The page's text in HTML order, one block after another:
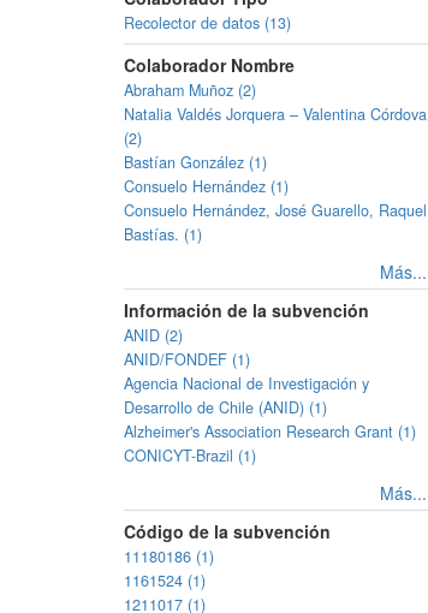
Recolector de datos (13)
Colaborador Nombre
Abraham Muñoz (2)
Natalia Valdés Jorquera – Valentina Córdova
(2)
Bastían González (1)
Consuelo Hernández (1)
Consuelo Hernández, José Guarello, Raquel
Bastías. (1)
Más...
Información de la subvención
ANID (2)
ANID/FONDEF (1)
Agencia Nacional de Investigación y
Desarrollo de Chile (ANID) (1)
Alzheimer's Association Research Grant (1)
CONICYT-Brazil (1)
Más...
Código de la subvención
11180186 (1)
1161524 (1)
1211017 (1)